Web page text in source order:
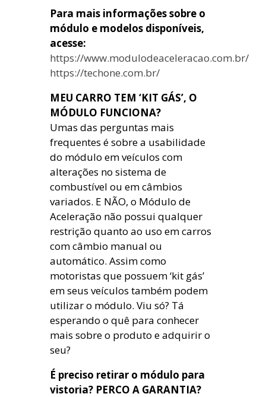
Para mais informações sobre o
módulo e modelos disponíveis,
acesse:
https://www.modulodeaceleracao.com.br/
https://techone.com.br/
MEU CARRO TEM ‘KIT GÁS’, O
MÓDULO FUNCIONA?
Umas das perguntas mais
frequentes é sobre a usabilidade
do módulo em veículos com
alterações no sistema de
combustível ou em câmbios
variados. E NÃO, o Módulo de
Aceleração não possui qualquer
restrição quanto ao uso em carros
com câmbio manual ou
automático. Assim como
motoristas que possuem ‘kit gás’
em seus veículos também podem
utilizar o módulo. Viu só? Tá
esperando o quê para conhecer
mais sobre o produto e adquirir o
seu?
É preciso retirar o módulo para
vistoria? PERCO A GARANTIA?